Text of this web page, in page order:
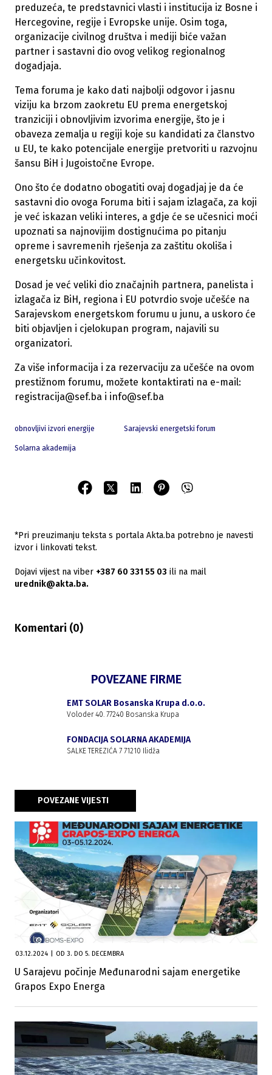
preduzeća, te predstavnici vlasti i institucija iz Bosne i
Hercegovine, regije i Evropske unije. Osim toga,
organizacije civilnog društva i mediji biće važan
partner i sastavni dio ovog velikog regionalnog
dogadjaja.
Tema foruma je kako dati najbolji odgovor i jasnu
viziju ka brzom zaokretu EU prema energetskoj
tranziciji i obnovljivim izvorima energije, što je i
obaveza zemalja u regiji koje su kandidati za članstvo
u EU, te kako potencijale energije pretvoriti u razvojnu
šansu BiH i Jugoistočne Evrope.
Ono što će dodatno obogatiti ovaj dogadjaj je da će
sastavni dio ovoga Foruma biti i sajam izlagača, za koji
je već iskazan veliki interes, a gdje će se učesnici moći
upoznati sa najnovijim dostignućima po pitanju
opreme i savremenih rješenja za zaštitu okoliša i
energetsku učinkovitost.
Dosad je već veliki dio značajnih partnera, panelista i
izlagača iz BiH, regiona i EU potvrdio svoje učešće na
Sarajevskom energetskom forumu u junu, a uskoro će
biti objavljen i cjelokupan program, najavili su
organizatori.
Za više informacija i za rezervaciju za učešće na ovom
prestižnom forumu, možete kontaktirati na e-mail:
registracija@sef.ba i info@sef.ba
obnovljivi izvori energije Sarajevski energetski forum
Solarna akademija
*Pri preuzimanju teksta s portala Akta.ba potrebno je navesti
izvor i linkovati tekst.
Dojavi vijest na viber +387 60 331 55 03 ili na mail
urednik@akta.ba.
Komentari (0)
POVEZANE FIRME
EMT SOLAR Bosanska Krupa d.o.o.
Voloder 40. 77240 Bosanska Krupa
FONDACIJA SOLARNA AKADEMIJA
SALKE TEREZIĆA 7 71210 Ilidža
POVEZANE VIJESTI
03.12.2024 OD 3. DO 5. DECEMBRA
U Sarajevu počinje Međunarodni sajam energetike
Grapos Expo Energa